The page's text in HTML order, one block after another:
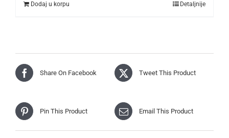
Dodaj u korpu Detaljnije
Share On Facebook Tweet This Product
Pin This Product Email This Product